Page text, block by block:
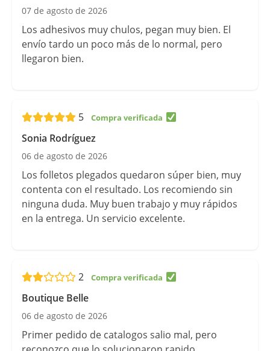
07 de agosto de 2026
Los adhesivos muy chulos, pegan muy bien. El
envío tardo un poco más de lo normal, pero
llegaron bien.
5
Sonia Rodríguez
06 de agosto de 2026
Los folletos plegados quedaron súper bien, muy
contenta con el resultado. Los recomiendo sin
ninguna duda. Muy buen trabajo y muy rápidos
en la entrega. Un servicio excelente.
2
Boutique Belle
06 de agosto de 2026
Primer pedido de catalogos salio mal, pero